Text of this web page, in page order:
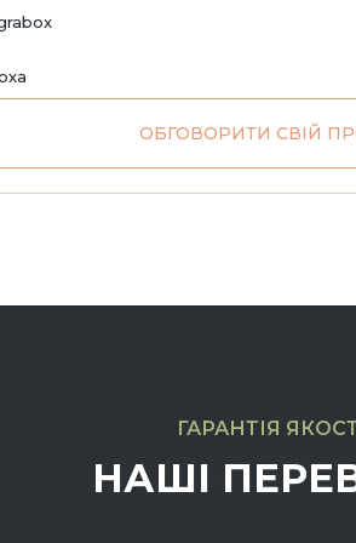
ОБГОВОРИТИ СВІЙ
ГАРАНТІЯ
НАШІ